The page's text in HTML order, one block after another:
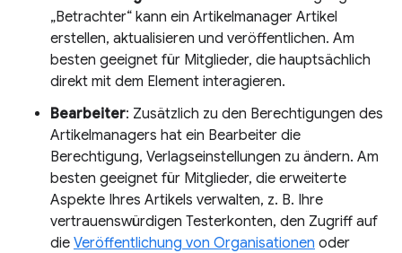
„Betrachter“ kann ein Artikelmanager Artikel
erstellen, aktualisieren und veröffentlichen. Am
besten geeignet für Mitglieder, die hauptsächlich
direkt mit dem Element interagieren.
Bearbeiter: Zusätzlich zu den Berechtigungen des
Artikelmanagers hat ein Bearbeiter die
Berechtigung, Verlagseinstellungen zu ändern. Am
besten geeignet für Mitglieder, die erweiterte
Aspekte Ihres Artikels verwalten, z. B. Ihre
vertrauenswürdigen Testerkonten, den Zugriff auf
die Veröffentlichung von Organisationen oder